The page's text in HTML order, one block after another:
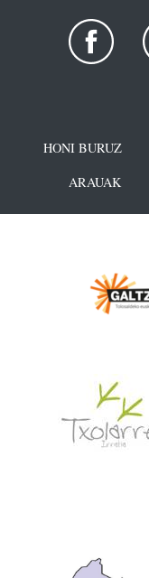
HONI BURUZ
ARAUAK